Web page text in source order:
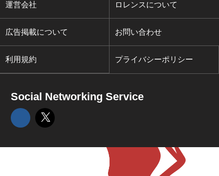
運営会社 ロレンスについて
広告掲載について お問い合わせ
利用規約 プライバシーポリシー
Social Networking Service